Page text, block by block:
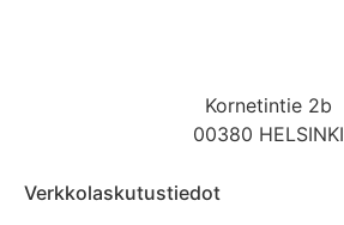
Kornetintie 2b
00380 HELSINKI
Verkkolaskutustiedot